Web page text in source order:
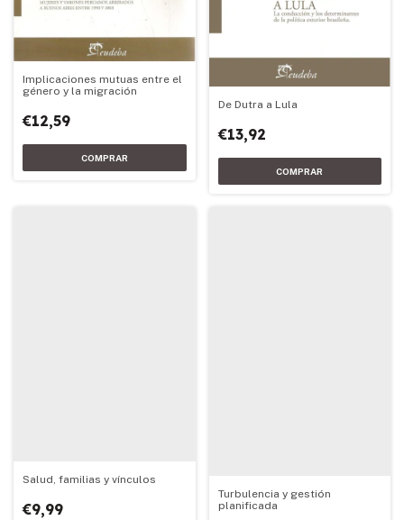
Implicaciones mutuas entre el
género y la migración
€12,59
De Dutra a Lula
€13,92
Salud, familias y vínculos
€9,99
Turbulencia y gestión
planificada